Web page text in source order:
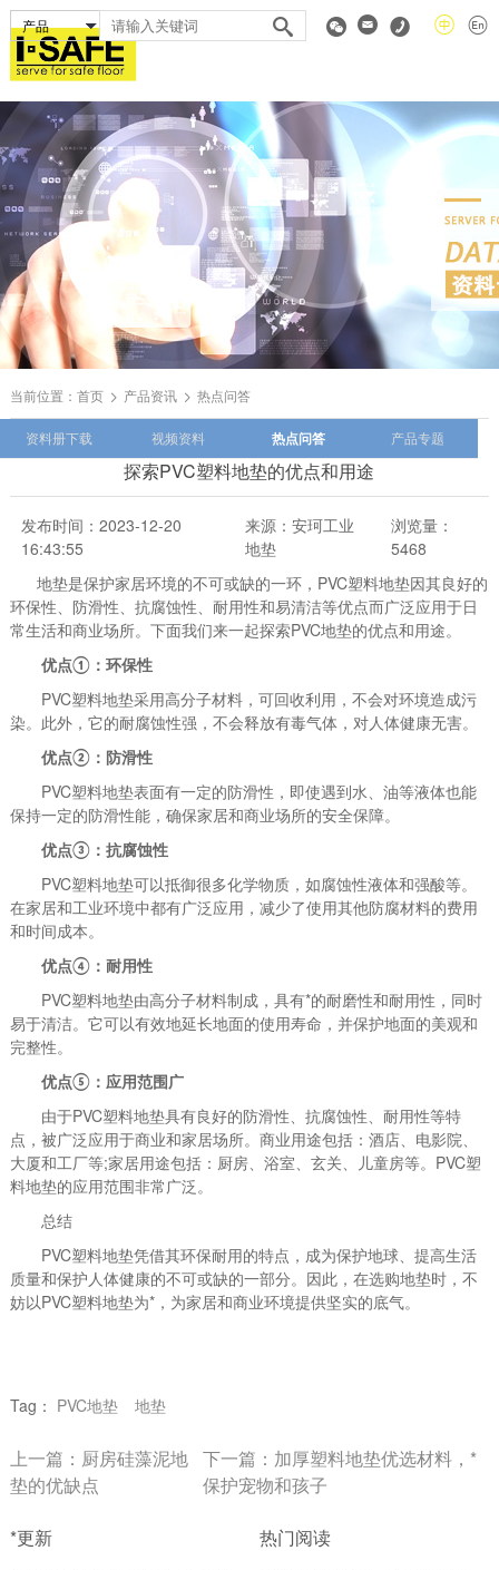
当前位置： 首页 产品资讯 热点问答
资料册下载 视频资料 热点问答 产品专题
探索PVC塑料地垫的优点和用途
发布时间：2023-12-20
16:43:55
来源：安珂工业
地垫
浏览量：
5468
地垫是保护家居环境的不可或缺的一环，PVC塑料地垫因其良好的
环保性、防滑性、抗腐蚀性、耐用性和易清洁等优点而广泛应用于日
常生活和商业场所。下面我们来一起探索PVC地垫的优点和用途。
优点①：环保性
PVC塑料地垫采用高分子材料，可回收利用，不会对环境造成污
染。此外，它的耐腐蚀性强，不会释放有毒气体，对人体健康无害。
优点②：防滑性
PVC塑料地垫表面有一定的防滑性，即使遇到水、油等液体也能
保持一定的防滑性能，确保家居和商业场所的安全保障。
优点③：抗腐蚀性
PVC塑料地垫可以抵御很多化学物质，如腐蚀性液体和强酸等。
在家居和工业环境中都有广泛应用，减少了使用其他防腐材料的费用
和时间成本。
优点④：耐用性
PVC塑料地垫由高分子材料制成，具有*的耐磨性和耐用性，同时
易于清洁。它可以有效地延长地面的使用寿命，并保护地面的美观和
完整性。
优点⑤：应用范围广
由于PVC塑料地垫具有良好的防滑性、抗腐蚀性、耐用性等特
点，被广泛应用于商业和家居场所。商业用途包括：酒店、电影院、
大厦和工厂等;家居用途包括：厨房、浴室、玄关、儿童房等。PVC塑
料地垫的应用范围非常广泛。
总结
PVC塑料地垫凭借其环保耐用的特点，成为保护地球、提高生活
质量和保护人体健康的不可或缺的一部分。因此，在选购地垫时，不
妨以PVC塑料地垫为*，为家居和商业环境提供坚实的底气。
Tag： PVC地垫 地垫
上一篇： 厨房硅藻泥地
垫的优缺点
下一篇： 加厚塑料地垫优选材料，*
保护宠物和孩子
*更新 热门阅读